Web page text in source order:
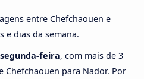
entre Chefchaouen e
e dias da semana.
segunda-feira, com mais de 3
Chefchaouen para Nador. Por